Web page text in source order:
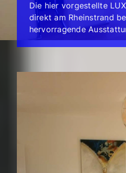
Die hier vorgestellte
direkt am Rheinstrand
hervorragende